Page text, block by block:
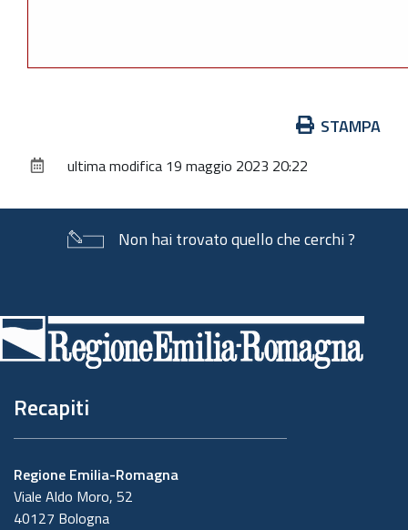
documento
STAMPA
ultima modifica 19 maggio 2023 20:22
Non hai trovato quello che cerchi ?
di
pagina
Recapiti
Regione Emilia-Romagna
Viale Aldo Moro, 52
40127 Bologna